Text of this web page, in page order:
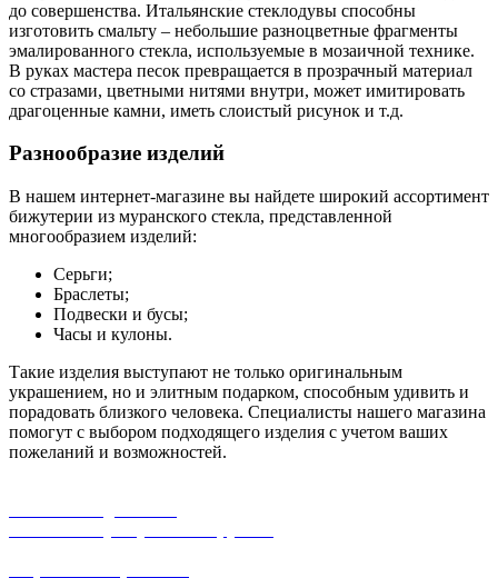
до совершенства. Итальянские стеклодувы способны
изготовить смальту – небольшие разноцветные фрагменты
эмалированного стекла, используемые в мозаичной технике.
В руках мастера песок превращается в прозрачный материал
со стразами, цветными нитями внутри, может имитировать
драгоценные камни, иметь слоистый рисунок и т.д.
Разнообразие изделий
В нашем интернет-магазине вы найдете широкий ассортимент
бижутерии из муранского стекла, представленной
многообразием изделий:
Серьги;
Браслеты;
Подвески и бусы;
Часы и кулоны.
Такие изделия выступают не только оригинальным
украшением, но и элитным подарком, способным удивить и
порадовать близкого человека. Специалисты нашего магазина
помогут с выбором подходящего изделия с учетом ваших
пожеланий и возможностей.